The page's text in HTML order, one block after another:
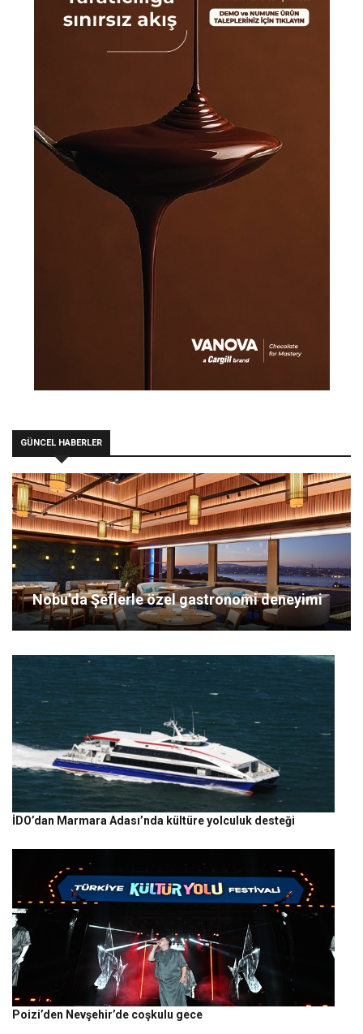
GÜNCEL HABERLER
Nobu’da Şeflerle özel gastronomi deneyimi
İDO’dan Marmara Adası’nda kültüre yolculuk desteği
Poizi’den Nevşehir’de coşkulu gece